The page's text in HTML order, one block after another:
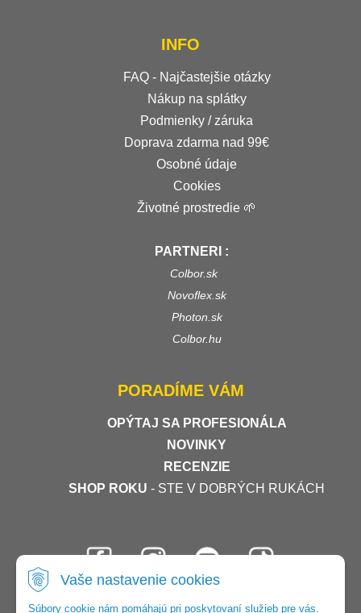
Vaše nastavenie cookies
Súbory cookie nám pomáhajú pri poskytovaní služieb pre vás.
INFO
FAQ - Najčastejšie otázky
Nákup na splátky
Podmienky / záruka
Doprava zdarma nad 99€
Osobné údaje
Cookies
Životné prostredie 🌱
PARTNERI :
Colbor.sk
Novoflex.sk
Photon.sk
Colbor.hu
PORADÍME VÁM
OPÝTAJ SA PROFESIONÁLA
NOVINKY
RECENZIE
SHOP ROKU - STE V DOBRÝCH RUKÁCH